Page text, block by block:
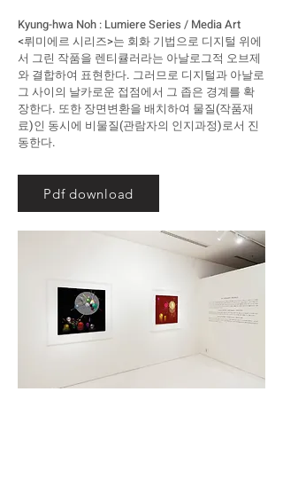
Kyung-hwa Noh : Lumiere Series / Media Art
<뤼미에르 시리즈>는 회화 기법으로 디지털 위에
서 그린 작품을 렌티큘러라는 아날로그적 오브제
와 결합하여 표현한다. 그러므로 디지털과 아날로
그 사이의 날카로운 접점에서 그 좁은 경계를 확
장한다. 또한 장면변환을 배치하여 물질(작품재
료)인 동시에 비물질(관람자의 인지과정)로서 진
동한다.
Pdf download